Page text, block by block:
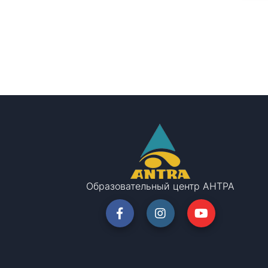
Образовательный центр АНТРА